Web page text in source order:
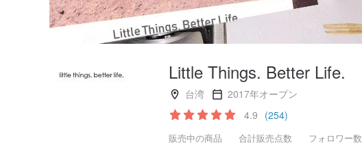
Little Things. Better Life.
台湾
2017年オープン
4.9 (254)
販売中の商品 合計販売点数 フォロワー数